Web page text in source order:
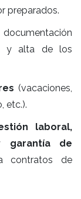
preparados.
y alta de los
(vacaciones,
etc.).
laboral,
garantía de
contratos de